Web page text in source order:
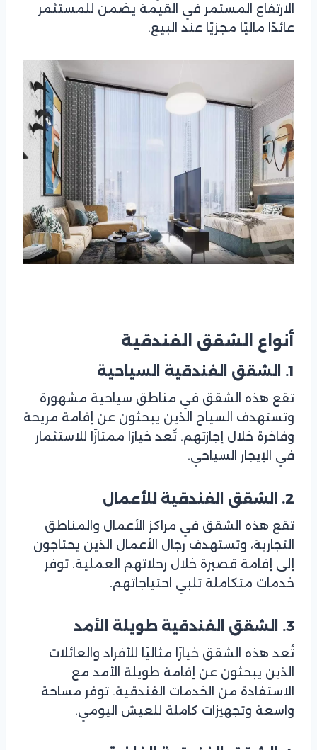
الارتفاع المستمر في القيمة يضمن للمستثمر
عائدًا ماليًا مجزيًا عند البيع.
أنواع الشقق الفندقية
1. الشقق الفندقية السياحية
تقع هذه الشقق في مناطق سياحية مشهورة
وتستهدف السياح الذين يبحثون عن إقامة مريحة
وفاخرة خلال إجازتهم. تُعد خيارًا ممتازًا للاستثمار
في الإيجار السياحي.
2. الشقق الفندقية للأعمال
تقع هذه الشقق في مراكز الأعمال والمناطق
التجارية، وتستهدف رجال الأعمال الذين يحتاجون
إلى إقامة قصيرة خلال رحلاتهم العملية. توفر
خدمات متكاملة تلبي احتياجاتهم.
3. الشقق الفندقية طويلة الأمد
تُعد هذه الشقق خيارًا مثاليًا للأفراد والعائلات
الذين يبحثون عن إقامة طويلة الأمد مع
الاستفادة من الخدمات الفندقية. توفر مساحة
واسعة وتجهيزات كاملة للعيش اليومي.